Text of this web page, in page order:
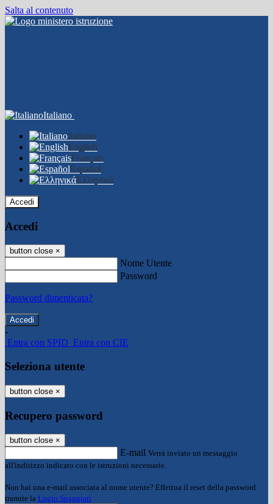
Salta al contenuto
Italiano
Italiano
English
Français
Español
Ελληνικά
Accedi
Accedi
button close ×
Nome Utente
Password
Password dimenticata?
-
Entra con SPID Entra con CIE
Seleziona utente
button close ×
Recupero password
button close ×
E-mail Verrà inviato un messaggio
all'indirizzo indicato con le istruzioni necessarie.
Non hai una e-mail associata al nome utente? Effettua il reset della password
tramite la Login Spaggiari